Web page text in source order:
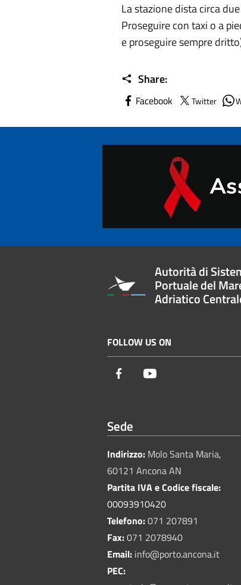
La stazione dista circa
Proseguire con taxi o a
e proseguire sempre
Share:
Facebook Twitter
Autorità di
Portuale del
Adriatico
FOLLOW US ON
Facebook
Sede
Indirizzo: Molo Santa Maria,
60121 Ancona AN
Partita IVA e Codice fiscale:
00093910420
Telefono:071 207891
Fax:071 2078940
Email: info@porto.ancona.it
PEC: